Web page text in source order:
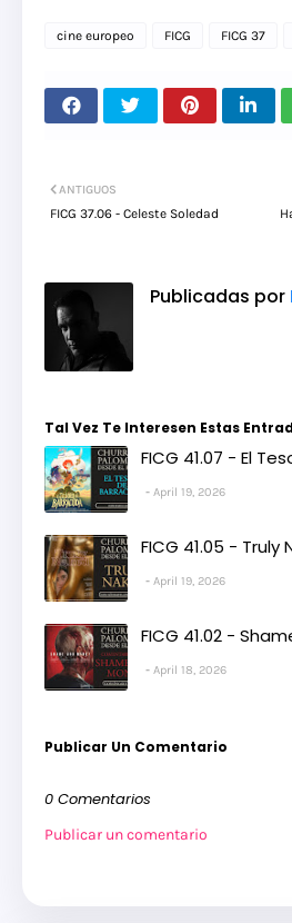
cine europeo FICG FICG 37
ANTIGUOS
FICG 37.06 - Celeste Soledad
Publicadas por
Tal Vez Te Interesen Estas
FICG 41.07 - El
April 19, 2026
FICG 41.05 - Truly
April 19, 2026
FICG 41.02 -
April 18, 2026
Publicar Un Comentario
0 Comentarios
Publicar un comentario